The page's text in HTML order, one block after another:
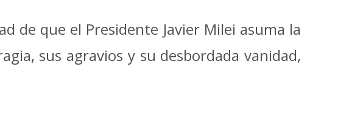
de que el Presidente Javier Milei asuma la
sus agravios y su desbordada vanidad,